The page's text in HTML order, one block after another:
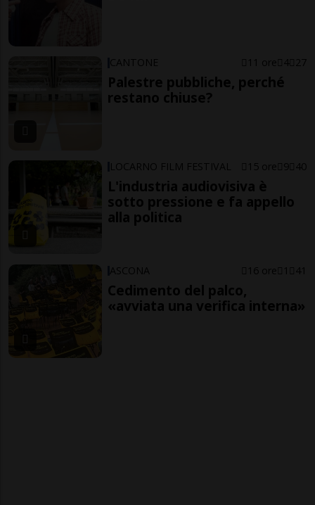
CANTONE 11 ore 4 27
Palestre pubbliche, perché
restano chiuse?
LOCARNO FILM FESTIVAL 15 ore 9 40
L'industria audiovisiva è
sotto pressione e fa appello
alla politica
ASCONA 16 ore 1 41
Cedimento del palco,
«avviata una verifica interna»